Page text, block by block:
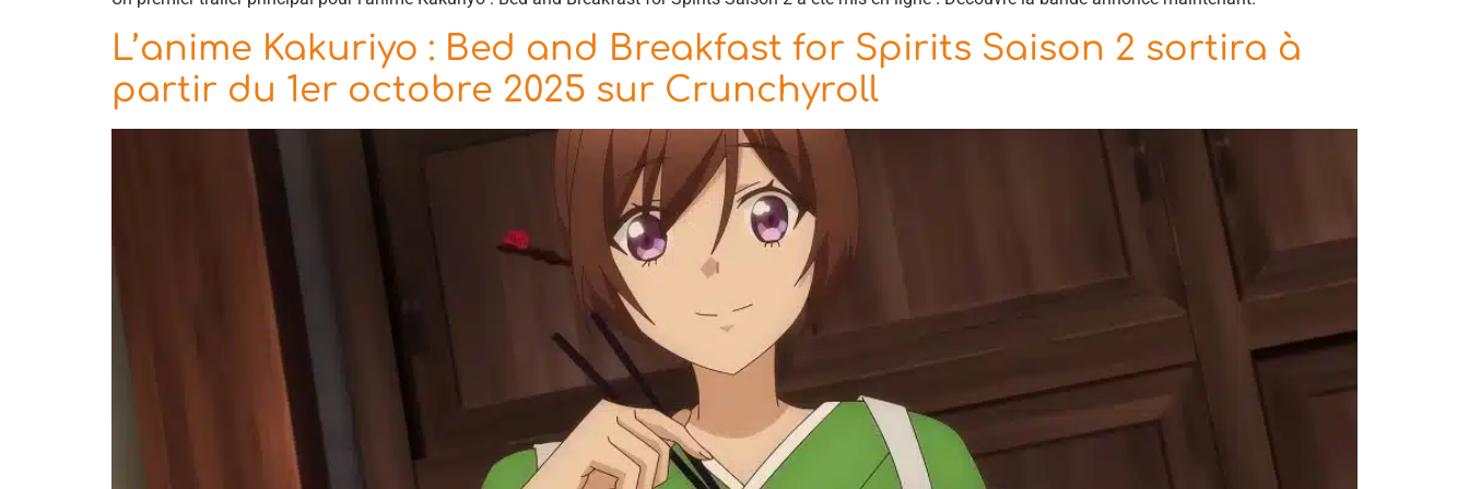
L’anime Kakuriyo : Bed and Breakfast for Spirits Saison 2 sortira à
partir du 1er octobre 2025 sur Crunchyroll